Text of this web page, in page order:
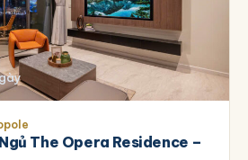
The Opera Residence –